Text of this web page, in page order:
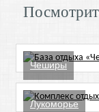
Чеширы
Лукоморье